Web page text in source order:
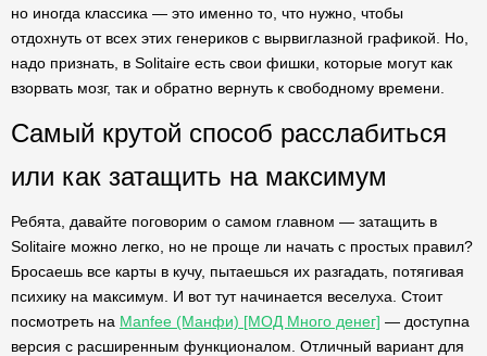
но иногда классика — это именно то, что нужно, чтобы
отдохнуть от всех этих генериков с вырвиглазной графикой. Но,
надо признать, в Solitaire есть свои фишки, которые могут как
взорвать мозг, так и обратно вернуть к свободному времени.
Самый крутой способ расслабиться
или как затащить на максимум
Ребята, давайте поговорим о самом главном — затащить в
Solitaire можно легко, но не проще ли начать с простых правил?
Бросаешь все карты в кучу, пытаешься их разгадать, потягивая
психику на максимум. И вот тут начинается веселуха. Стоит
посмотреть на Manfee (Манфи) [МОД Много денег] — доступна
версия с расширенным функционалом. Отличный вариант для